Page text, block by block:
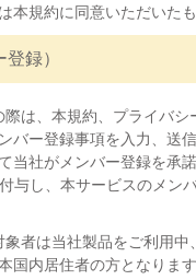
ツール
きほん
本規約に同意いただいたも
録）
際は、本規約、プライバ
バー登録事項を入力、送
当社がメンバー登録を承
与し、本サービスのメン
象者は当社製品をご利用
国内居住者の方となります